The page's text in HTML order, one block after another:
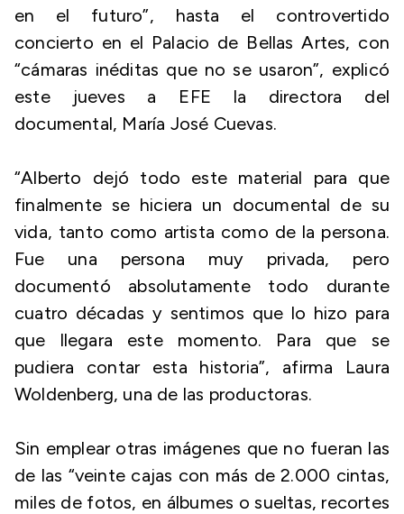
en el futuro”, hasta el controvertido
concierto en el Palacio de Bellas Artes, con
“cámaras inéditas que no se usaron”, explicó
este jueves a EFE la directora del
documental, María José Cuevas.
“Alberto dejó todo este material para que
finalmente se hiciera un documental de su
vida, tanto como artista como de la persona.
Fue una persona muy privada, pero
documentó absolutamente todo durante
cuatro décadas y sentimos que lo hizo para
que llegara este momento. Para que se
pudiera contar esta historia”, afirma Laura
Woldenberg, una de las productoras.
Sin emplear otras imágenes que no fueran las
de las “veinte cajas con más de 2.000 cintas,
miles de fotos, en álbumes o sueltas, recortes